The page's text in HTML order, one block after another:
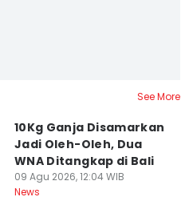
See More
10Kg Ganja Disamarkan
Jadi Oleh-Oleh, Dua
WNA Ditangkap di Bali
09 Agu 2026, 12:04 WIB
News